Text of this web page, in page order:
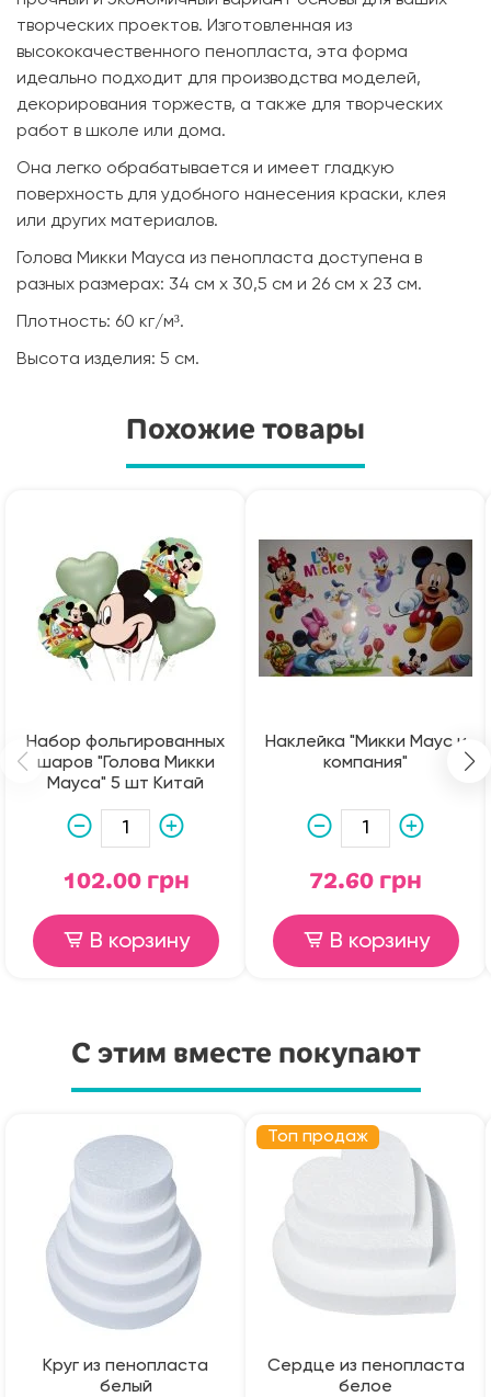
творческих проектов. Изготовленная из
высококачественного пенопласта, эта форма
идеально подходит для производства моделей,
декорирования торжеств, а также для творческих
работ в школе или дома.
Она легко обрабатывается и имеет гладкую
поверхность для удобного нанесения краски, клея
или других материалов.
Голова Микки Мауса из пенопласта доступена в
разных размерах: 34 см х 30,5 см и 26 см х 23 см.
Плотность: 60 кг/м³.
Высота изделия: 5 см.
Похожие товары
Набор фольгированных
шаров "Голова Микки
Мауса" 5 шт Китай
102.00 грн
В корзину
Наклейка "Микки Маус и
компания"
72.60 грн
В корзину
С этим вместе покупают
Круг из пенопласта
белый
Топ продаж
Сердце из пенопласта
белое